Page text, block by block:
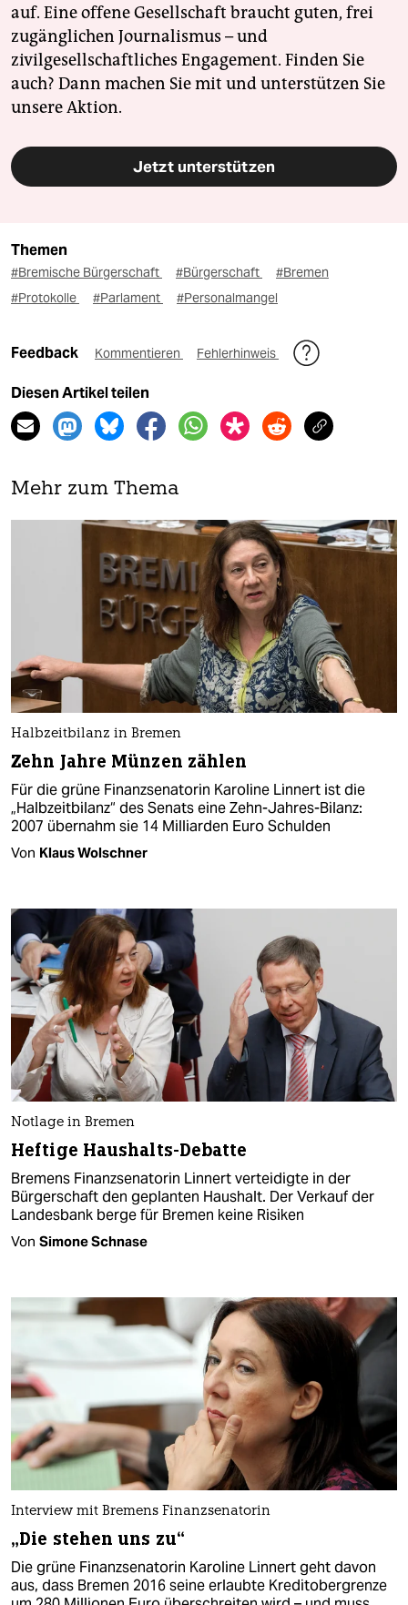
auf. Eine offene Gesellschaft braucht guten, frei
zugänglichen Journalismus – und
zivilgesellschaftliches Engagement. Finden Sie
auch? Dann machen Sie mit und unterstützen Sie
unsere Aktion.
Jetzt unterstützen
Themen
#Bremische Bürgerschaft #Bürgerschaft
#Bremen
#Protokolle
#Parlament #Personalmangel
Feedback Kommentieren Fehlerhinweis
Diesen Artikel teilen
Mehr zum Thema
Halbzeitbilanz in Bremen
Zehn Jahre Münzen zählen
Für die grüne Finanzsenatorin Karoline Linnert ist die
„Halbzeitbilanz“ des Senats eine Zehn-Jahres-Bilanz:
2007 übernahm sie 14 Milliarden Euro Schulden
Von Klaus Wolschner
Notlage in Bremen
Heftige Haushalts-Debatte
Bremens Finanzsenatorin Linnert verteidigte in der
Bürgerschaft den geplanten Haushalt. Der Verkauf der
Landesbank berge für Bremen keine Risiken
Von Simone Schnase
Interview mit Bremens Finanzsenatorin
„Die stehen uns zu“
Die grüne Finanzsenatorin Karoline Linnert geht davon
aus, dass Bremen 2016 seine erlaubte Kreditobergrenze